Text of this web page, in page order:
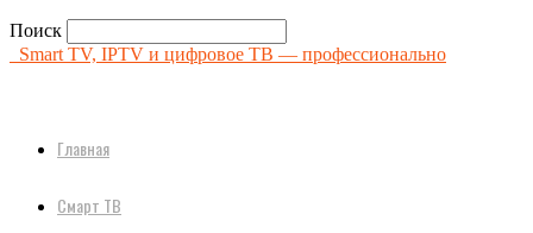
Поиск
Smart TV, IPTV и цифровое ТВ — профессионально
Главная
Смарт ТВ